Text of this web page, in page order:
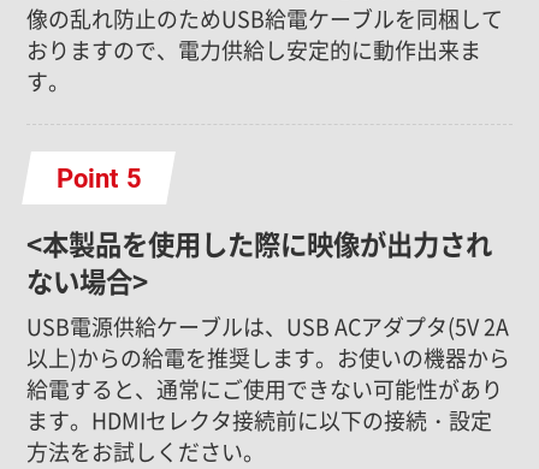
像の乱れ防止のためUSB給電ケーブルを同梱して
おりますので、電力供給し安定的に動作出来ま
す。
Point
<本製品を使用した際に映像が出力され
ない場合>
USB電源供給ケーブルは、USB ACアダプタ(5V 2A
以上)からの給電を推奨します。お使いの機器から
給電すると、通常にご使用できない可能性があり
ます。HDMIセレクタ接続前に以下の接続・設定
方法をお試しください。